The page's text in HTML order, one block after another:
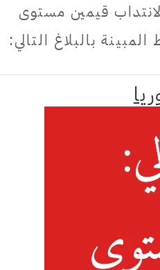
قيمين مستوى
بالبلاغ التالي: